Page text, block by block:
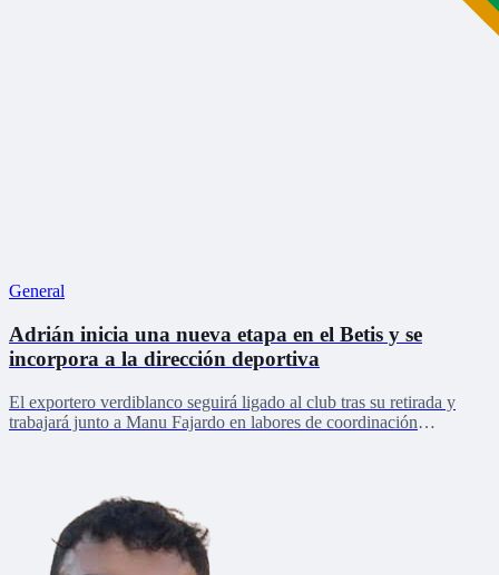
General
Adrián inicia una nueva etapa en el Betis y se
incorpora a la dirección deportiva
El exportero verdiblanco seguirá ligado al club tras su retirada y
trabajará junto a Manu Fajardo en labores de coordinación